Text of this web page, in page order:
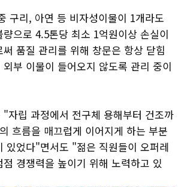
구리, 아연 등 비자성이물이 1개라도
으로 4.5톤당 최소 1억원이상 손실이
품질 관리를 위해 창문은 항상 닫힘
부 이물이 들어오지 않도록 관리 중이
"자립 과정에서 전구체 용해부터 건조까
흐름을 매끄럽게 이어지게 하는 부분
있었다"면서도 "젊은 직원들이 오퍼레
경쟁력을 높이기 위해 노력하고 있